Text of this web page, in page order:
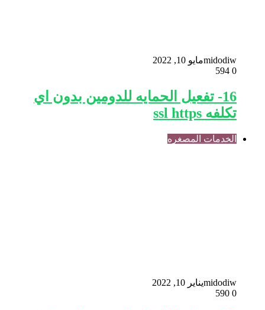
midodiwمايو 10, 2022
0
16- تفعيل الحمايه للدومين بدون اي
تكلفه ssl https
الخدمات المصغره
midodiwيناير 10, 2022
0